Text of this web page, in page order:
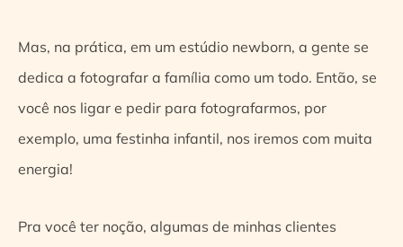
Mas, na prática, em um estúdio newborn, a gente se
dedica a fotografar a família como um todo. Então, se
você nos ligar e pedir para fotografarmos, por
exemplo, uma festinha infantil, nos iremos com muita
energia!
Pra você ter noção, algumas de minhas clientes